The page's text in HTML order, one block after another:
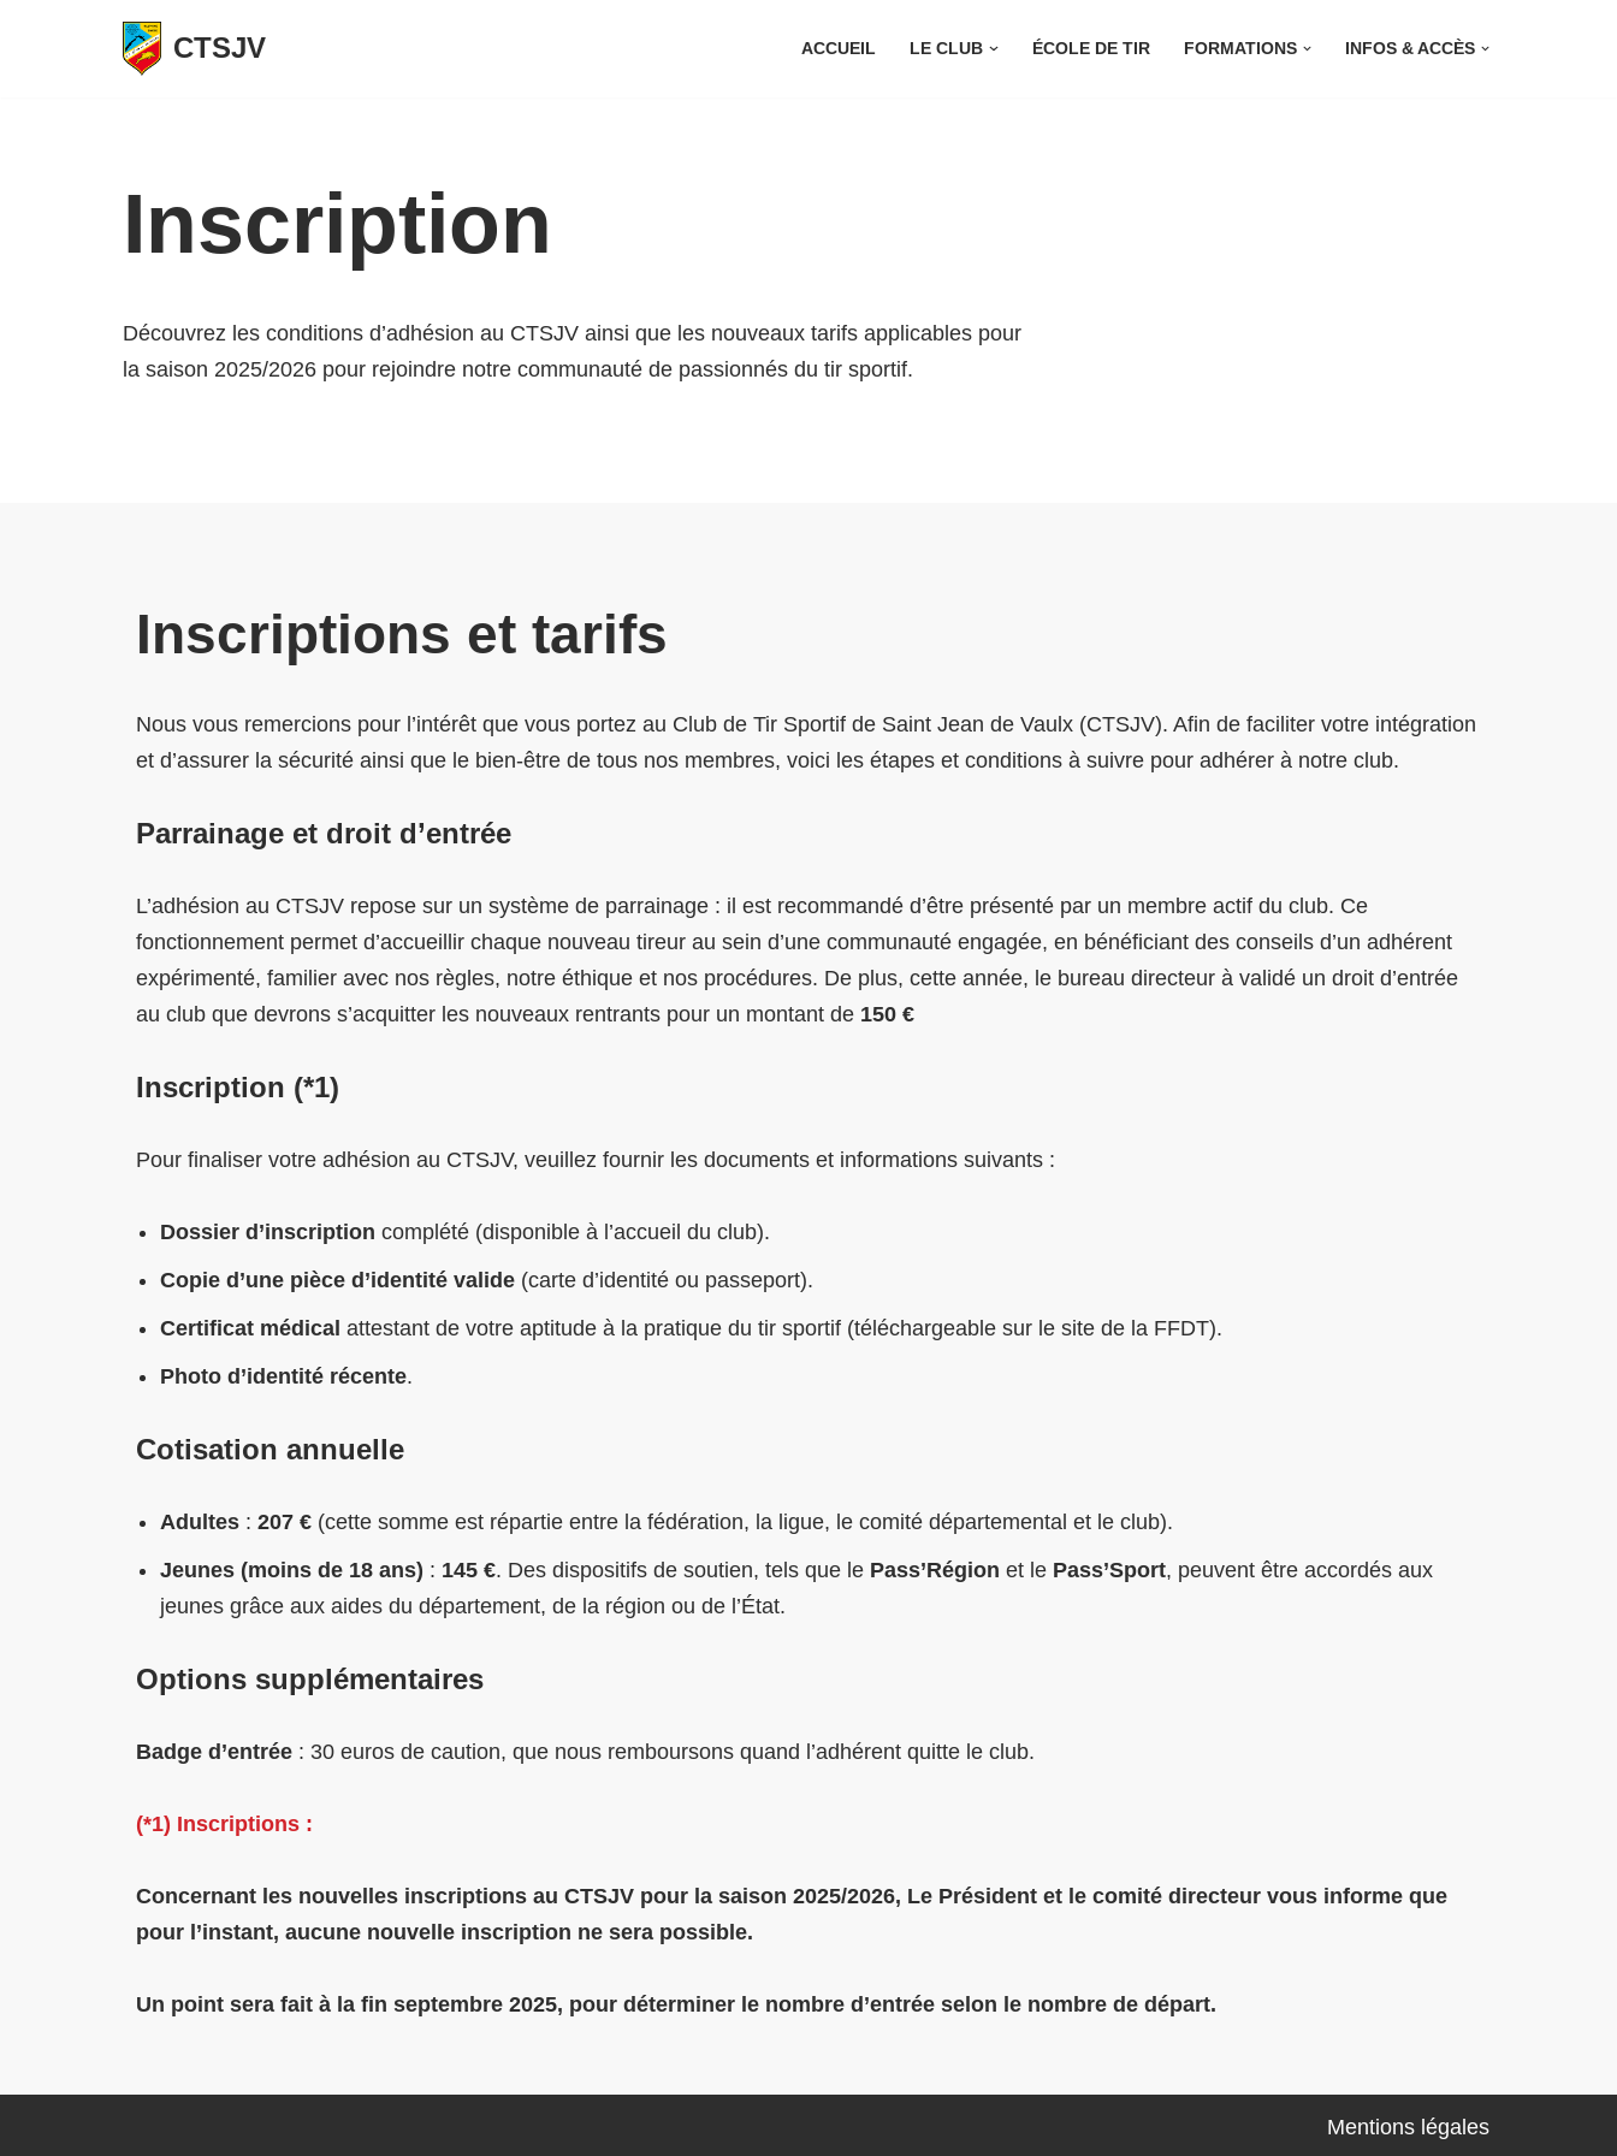
CTSJV ACCUEIL LE CLUB ÉCOLE DE TIR FORMATIONS INFOS & ACCÈS
Inscription
Découvrez les conditions d’adhésion au CTSJV ainsi que les nouveaux tarifs applicables pour
la saison 2025/2026 pour rejoindre notre communauté de passionnés du tir sportif.
Inscriptions et tarifs
Nous vous remercions pour l’intérêt que vous portez au Club de Tir Sportif de Saint Jean de Vaulx (CTSJV). Afin de faciliter votre intégration
et d’assurer la sécurité ainsi que le bien-être de tous nos membres, voici les étapes et conditions à suivre pour adhérer à notre club.
Parrainage et droit d’entrée
L’adhésion au CTSJV repose sur un système de parrainage : il est recommandé d’être présenté par un membre actif du club. Ce
fonctionnement permet d’accueillir chaque nouveau tireur au sein d’une communauté engagée, en bénéficiant des conseils d’un adhérent
expérimenté, familier avec nos règles, notre éthique et nos procédures. De plus, cette année, le bureau directeur à validé un droit d’entrée
au club que devrons s’acquitter les nouveaux rentrants pour un montant de 150 €
Inscription (*1)
Pour finaliser votre adhésion au CTSJV, veuillez fournir les documents et informations suivants :
Dossier d’inscription complété (disponible à l’accueil du club).
Copie d’une pièce d’identité valide(carte d’identité ou passeport).
Certificat médical attestant de votre aptitude à la pratique du tir sportif (téléchargeable sur le site de la FFDT).
Photo d’identité récente.
Cotisation annuelle
Adultes: 207 €(cette somme est répartie entre la fédération, la ligue, le comité départemental et le club).
Jeunes (moins de 18 ans) : 145 €. Des dispositifs de soutien, tels que le Pass’Région et le Pass’Sport, peuvent être accordés aux
jeunes grâce aux aides du département, de la région ou de l’État.
Options supplémentaires
Badge d’entrée: 30 euros de caution, que nous remboursons quand l’adhérent quitte le club.
(*1) Inscriptions :
Concernant les nouvelles inscriptions au CTSJV pour la saison 2025/2026, Le Président et le comité directeur vous informe que
pour l’instant, aucune nouvelle inscription ne sera possible.
Un point sera fait à la fin septembre 2025, pour déterminer le nombre d’entrée selon le nombre de départ.
Mentions légales